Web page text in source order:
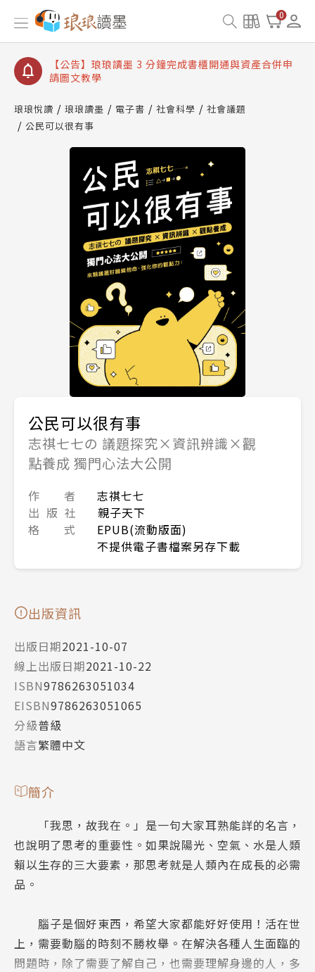
0
【公告】琅琅讀墨數位閱讀資產合併與書櫃開通申請
【公告】琅琅讀墨書櫃開通常見問題
【公告】琅琅讀墨 3 分鐘完成書櫃開通與資產合併申
請圖文教學
查詢
【公告】琅琅讀墨數位閱讀資產合併與書櫃開通申請
琅琅悅讀 琅琅讀墨 電子書 社會科學
社會議題
公民可以很有事
公民可以很有事
志祺七七の 議題探究×資訊辨識×觀
點養成 獨門心法大公開
作 者
志祺七七
出 版 社
親子天下
格 式
EPUB(流動版面)
不提供電子書檔案另存下載
出版資訊
出版日期2021-10-07
線上出版日期2021-10-22
ISBN9786263051034
EISBN9786263051065
分級普級
語言繁體中文
簡介
「我思，故我在。」是一句大家耳熟能詳的名言，
也說明了思考的重要性。如果說陽光、空氣、水是人類
賴以生存的三大要素，那思考就是人類內在成長的必需
品。
腦子是個好東西，希望大家都能好好使用！活在世
上，需要動腦的時刻不勝枚舉。在解決各種人生面臨的
問題時，除了需要了解自己，也需要理解身邊的人，多